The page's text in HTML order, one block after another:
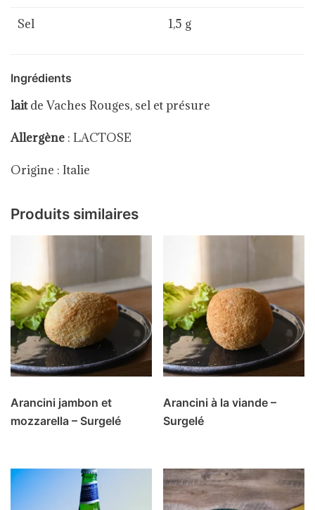
Sel 1,5 g
Ingrédients
laitde Vaches Rouges, sel et présure
Allergène : LACTOSE
Origine : Italie
Produits similaires
Arancini jambon et
mozzarella – Surgelé
Arancini à la viande –
Surgelé